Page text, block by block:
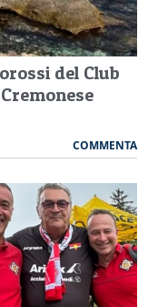
del Club
COMMENTA